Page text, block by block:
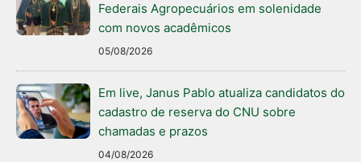
Federais Agropecuários em solenidade
com novos acadêmicos
05/08/2026
Em live, Janus Pablo atualiza candidatos do
cadastro de reserva do CNU sobre
chamadas e prazos
04/08/2026